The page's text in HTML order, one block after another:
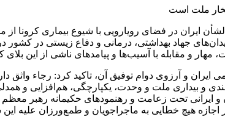
ملت است
ایران در فضای رویارویی با شیوع بیماری کرونا از
جهاد بهداشتی، درمانی و دفاع زیستی در کشور
و مقابله با آسیب‌ها و پیامدهای ناشی از این بلای
ایران و آرزوی دوام توفیق آن، تاکید کرد: رجاء
و بیداری ملت و وحدت، یکپارچگی، هم‌افزایی و
ایرانی تحت زعامت و رهنمودهای حکیمانه رهبر معظم
هیچ خطایی به ماجراجویان و طمع‌ورزان علیه این